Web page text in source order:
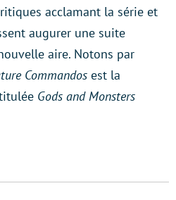
acclamant la série et
augurer une suite
aire. Notons par
Commandos est la
Gods and Monsters